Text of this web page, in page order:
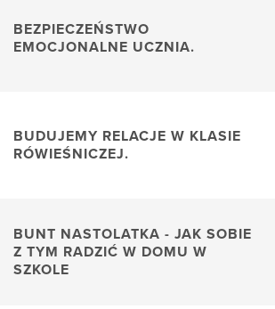
BEZPIECZEŃSTWO
EMOCJONALNE UCZNIA.
BUDUJEMY RELACJE W KLASIE
RÓWIEŚNICZEJ.
BUNT NASTOLATKA - JAK SOBIE
Z TYM RADZIĆ W DOMU W
SZKOLE